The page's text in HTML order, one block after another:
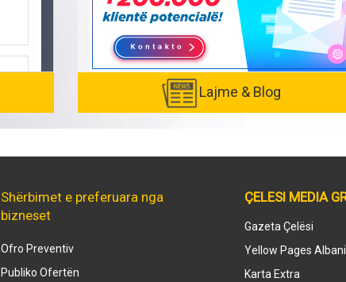
Lajme & Blog
Shërbimet e preferuara nga
bizneset
Ofro Preventiv
Publiko Ofertën
ÇELESI MEDIA
Gazeta Çelësi
Yellow Pages
Karta Extra